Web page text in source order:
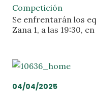
Competición
Se enfrentarán los
Zana 1, a las 19:30,
04/04/2025